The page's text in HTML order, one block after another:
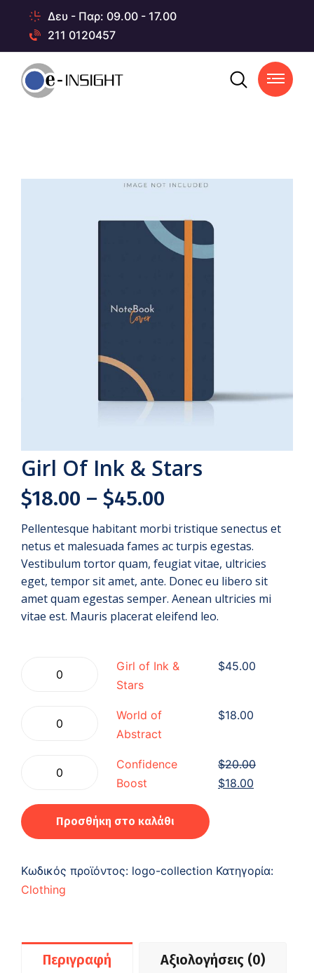
Δευ - Παρ: 09.00 - 17.00
211 0120457
Girl Of Ink & Stars
$18.00 – $45.00
Pellentesque habitant morbi tristique senectus et
netus et malesuada fames ac turpis egestas.
Vestibulum tortor quam, feugiat vitae, ultricies
eget, tempor sit amet, ante. Donec eu libero sit
amet quam egestas semper. Aenean ultricies mi
vitae est. Mauris placerat eleifend leo.
Girl of Ink &
Stars
$45.00
ποσότητα
World of
Abstract
$18.00
ποσότητα
Confidence
Boost
$20.00
Original
$18.00
Προσθήκη στο καλάθι
Κωδικός προϊόντος: logo-collection Κατηγορία:
Clothing
Περιγραφή Αξιολογήσεις (0)